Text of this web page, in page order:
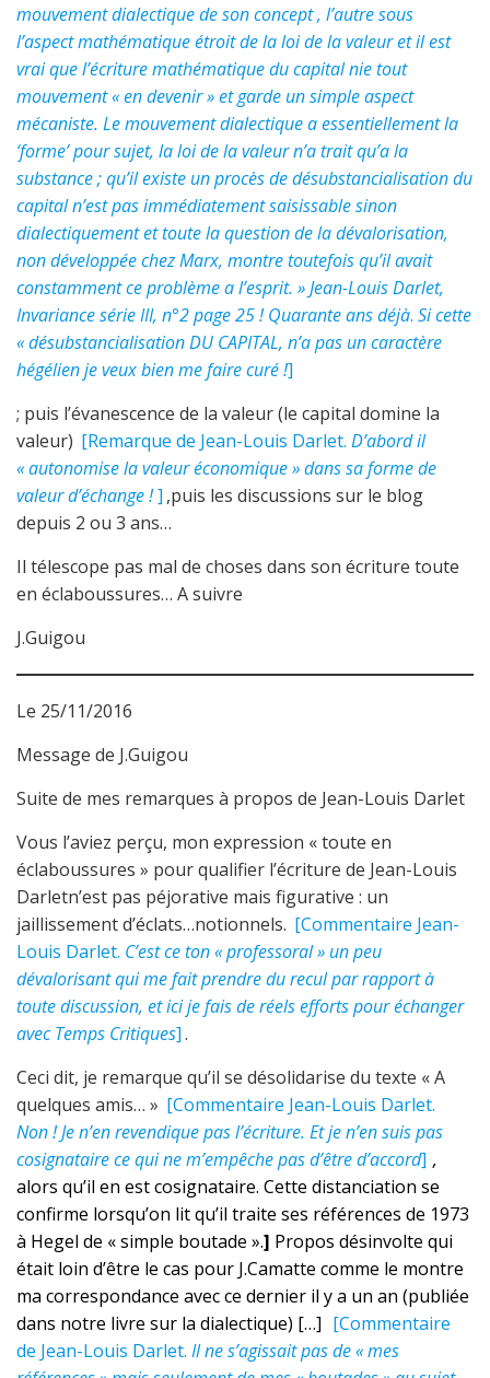
mouvement dialectique de son concept , l’autre sous
l’aspect mathématique étroit de la loi de la valeur et il est
vrai que l’écriture mathématique du capital nie tout
mouvement « en devenir » et garde un simple aspect
mécaniste. Le mouvement dialectique a essentiellement la
‘forme’ pour sujet, la loi de la valeur n’a trait qu’a la
substance ; qu’il existe un procès de désubstancialisation du
capital n’est pas immédiatement saisissable sinon
dialectiquement et toute la question de la dévalorisation,
non développée chez Marx, montre toutefois qu’il avait
constamment ce problème a l’esprit. » Jean-Louis Darlet,
Invariance série III, n°2 page 25 ! Quarante ans déjà. Si cette
« désubstancialisation DU CAPITAL, n’a pas un caractère
hégélien je veux bien me faire curé !]
; puis l’évanescence de la valeur (le capital domine la
valeur) [Remarque de Jean-Louis Darlet.D’abord il
« autonomise la valeur économique » dans sa forme de
valeur d’échange !] ,puis les discussions sur le blog
depuis 2 ou 3 ans…
Il télescope pas mal de choses dans son écriture toute
en éclaboussures… A suivre
J.Guigou
Le 25/11/2016
Message de J.Guigou
Suite de mes remarques à propos de Jean-Louis Darlet
Vous l’aviez perçu, mon expression « toute en
éclaboussures » pour qualifier l’écriture de Jean-Louis
Darletn’est pas péjorative mais figurative : un
jaillissement d’éclats…notionnels. [Commentaire Jean-
Louis Darlet. C’est ce ton « professoral » un peu
dévalorisant qui me fait prendre du recul par rapport à
toute discussion, et ici je fais de réels efforts pour échanger
avec Temps Critiques].
Ceci dit, je remarque qu’il se désolidarise du texte « A
quelques amis… » [Commentaire Jean-Louis Darlet.
Non ! Je n’en revendique pas l’écriture. Et je n’en suis pas
cosignataire ce qui ne m’empêche pas d’être d’accord] ,
alors qu’il en est cosignataire. Cette distanciation se
confirme lorsqu’on lit qu’il traite ses références de 1973
à Hegel de « simple boutade ».] Propos désinvolte qui
était loin d’être le cas pour J.Camatte comme le montre
ma correspondance avec ce dernier il y a un an (publiée
dans notre livre sur la dialectique) […] [Commentaire
de Jean-Louis Darlet. Il ne s’agissait pas de « mes